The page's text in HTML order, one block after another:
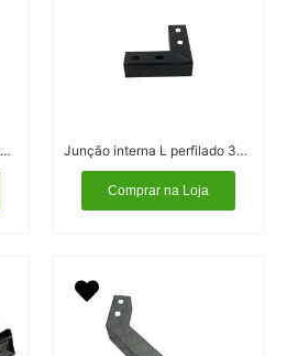
Saída Horizontal para Eletroduto Junção interna L perfilado 38×38 Cor Preta
Comprar na Loja